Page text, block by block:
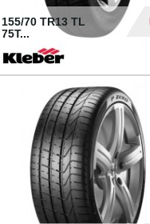
155/70 TR13 TL
75T...